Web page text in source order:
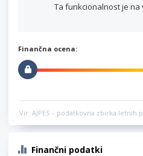
Ta funkcionalnost je na
Finančna ocena:
Vir: AJPES – podatkovna zbirka letnih
Finančni podatki